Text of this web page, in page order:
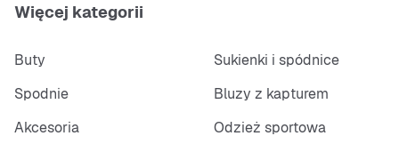
Więcej kategorii
Buty
Sukienki i spódnice
Spodnie
Bluzy z kapturem
Akcesoria
Odzież sportowa